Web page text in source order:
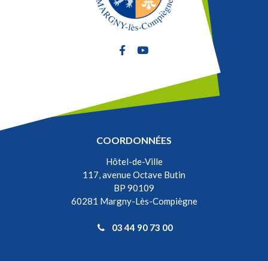
Lien vers le compte Facebook
Lien vers la chaîne Youtube
COORDONNÉES
Hôtel-de-Ville
117, avenue Octave Butin
BP 90109
60281 Margny-Lès-Compiègne
03 44 90 73 00